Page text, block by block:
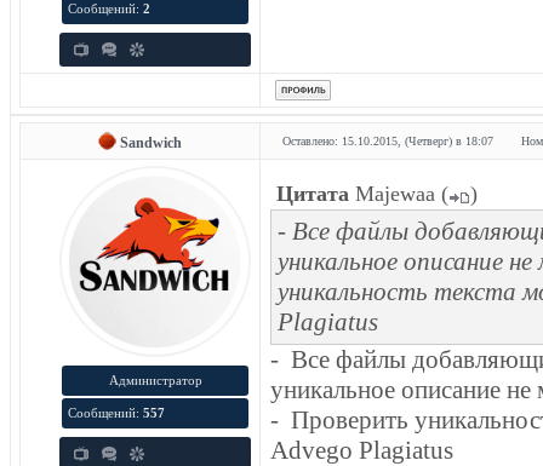
Сообщений: 2
Sandwich Оставлено: 15.10.2015, (Четверг) в 18:07
Администратор
Сообщений: 557
Цитата Majewaa ( )
- Все файлы
уникальное описание
уникальность текста
Plagiatus
- Все файлы
уникальное описание
- Проверить
Advego Plagiatus